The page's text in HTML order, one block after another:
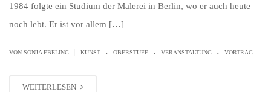
1984 folgte ein Studium der Malerei in Berlin, wo er auch heute
noch lebt. Er ist vor allem […]
VON SONJA EBELING KUNST . OBERSTUFE . VERANSTALTUNG . VORTRAG
WEITERLESEN